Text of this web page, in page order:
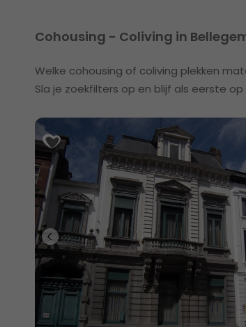
Cohousing - Coliving in
Welke cohousing of coliving plekken
Sla je zoekfilters op en blijf als eerste